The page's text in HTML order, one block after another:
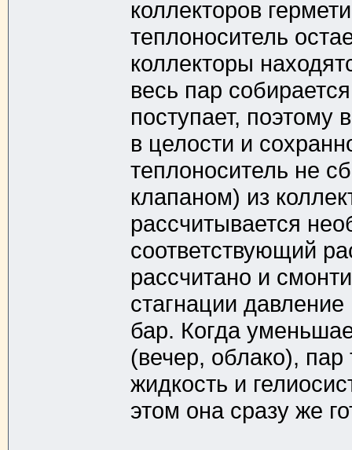
коллекторов
теплоноситель
коллекторы
весь пар
поступает, поэтому
в целости и
теплоноситель не
клапаном) из
рассчитывается
соответствующий
рассчитано и
стагнации
бар. Когда
(вечер, облако),
жидкость и
этом она сразу же